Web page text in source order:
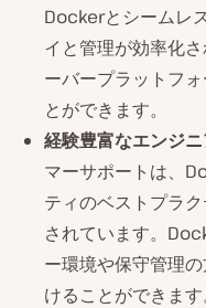
Dockerとシームレ
イと管理が効率化
ーバープラットフ
とができます。
経験豊富なエンジ
マーサポートは、
ティのベストプラ
されています。
ー環境や保守管理
けることができます